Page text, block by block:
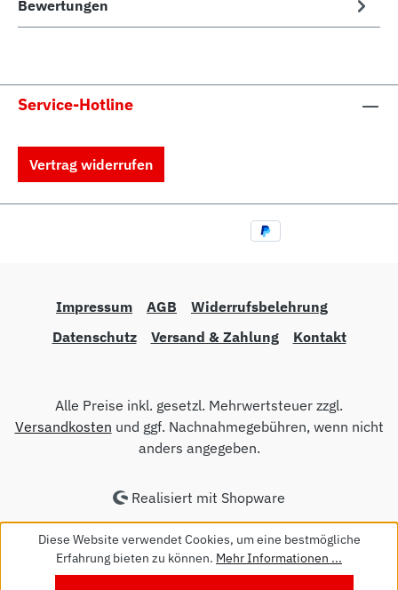
Bewertungen
Service-Hotline
Vertrag widerrufen
Impressum AGB
Widerrufsbelehrung
Datenschutz
Versand & Zahlung Kontakt
Alle Preise inkl. gesetzl. Mehrwertsteuer zzgl.
Versandkosten und ggf. Nachnahmegebühren, wenn nicht
anders angegeben.
Realisiert mit Shopware
Diese Website verwendet Cookies, um eine bestmögliche
Erfahrung bieten zu können. Mehr Informationen ...